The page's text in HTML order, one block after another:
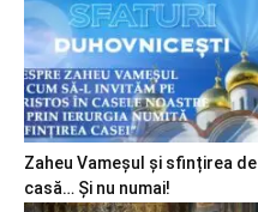
Zaheu Vameșul și sfințirea de
casă… Și nu numai!